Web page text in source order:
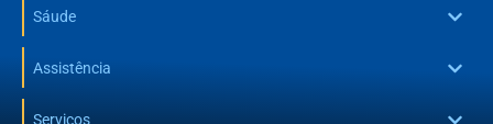
Sáude
Assistência
Serviços